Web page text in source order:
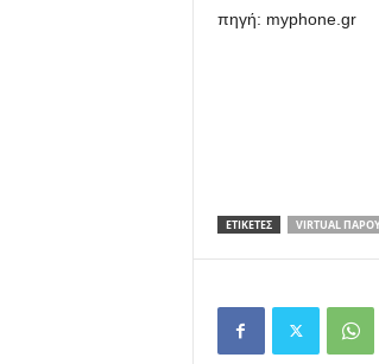
πηγή: myphone.gr
ΕΤΙΚΕΤΕΣ VIRTUAL